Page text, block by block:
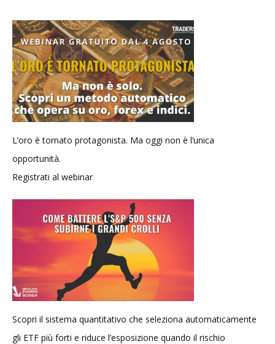
L’oro è tornato protagonista. Ma oggi non è l’unica
opportunità.
Registrati al webinar
Scopri il sistema quantitativo che seleziona automaticamente
gli ETF più forti e riduce l’esposizione quando il rischio